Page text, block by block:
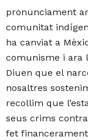
pronunciament
comunitat
ha canviat a
comunisme i ara
Diuen que el
nosaltres
recollim que
seus crims
fet